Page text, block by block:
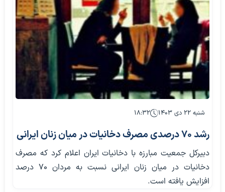
شنبه ۲۲ دی ۱۴۰۳ ۱۸:۳۲
رشد ۷۰ درصدی مصرف دخانیات در میان زنان ایرانی
دبیرکل جمعیت مبارزه با دخانیات ایران اعلام کرد که مصرف
دخانیات در میان زنان ایرانی نسبت به مردان ۷۰ درصد
افزایش یافته است.